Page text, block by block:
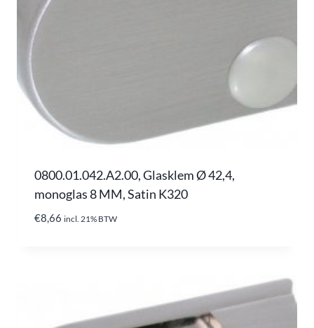
0800.01.042.A2.00, Glasklem Ø 42,4,
monoglas 8 MM, Satin K320
€8,66 incl. 21% BTW